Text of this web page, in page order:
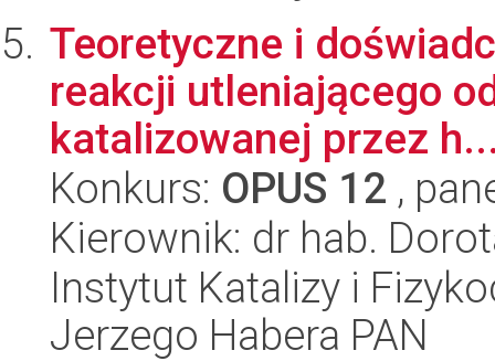
Teoretyczne i
reakcji utleniającego
katalizowanej przez
Konkurs: OPUS 12 ,
Kierownik: dr hab.
Instytut Katalizy i
Jerzego Habera PAN